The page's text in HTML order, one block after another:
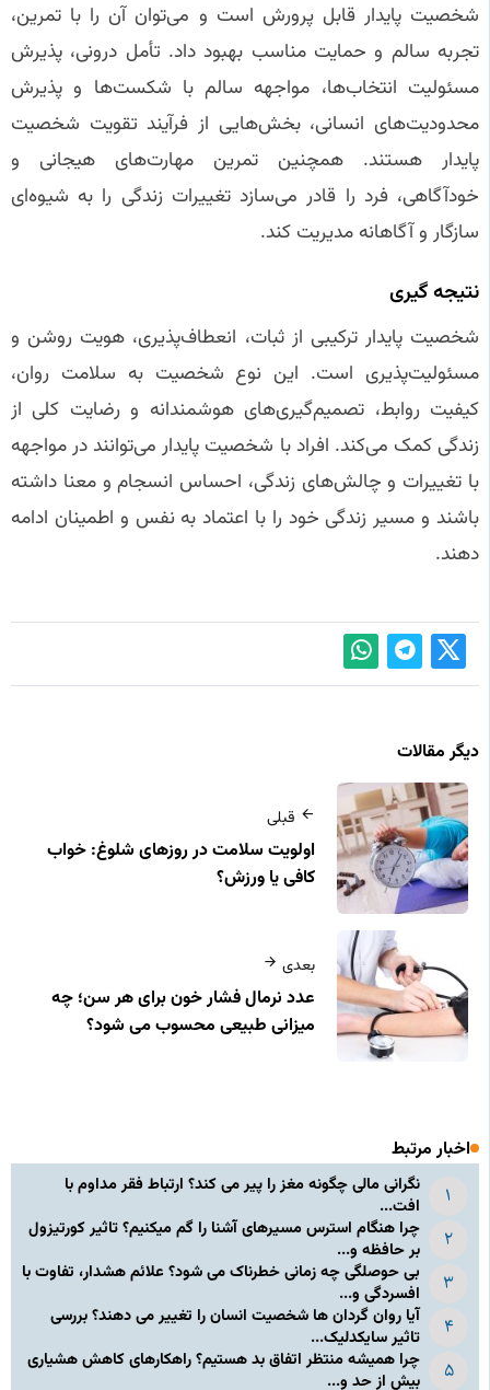
شخصیت پایدار قابل پرورش است و می‌توان آن را با تمرین،
تجربه سالم و حمایت مناسب بهبود داد. تأمل درونی، پذیرش
مسئولیت انتخاب‌ها، مواجهه سالم با شکست‌ها و پذیرش
محدودیت‌های انسانی، بخش‌هایی از فرآیند تقویت شخصیت
پایدار هستند. همچنین تمرین مهارت‌های هیجانی و
خودآگاهی، فرد را قادر می‌سازد تغییرات زندگی را به شیوه‌ای
سازگار و آگاهانه مدیریت کند.
نتیجه‌ گیری
شخصیت پایدار ترکیبی از ثبات، انعطاف‌پذیری، هویت روشن و
مسئولیت‌پذیری است. این نوع شخصیت به سلامت روان،
کیفیت روابط، تصمیم‌گیری‌های هوشمندانه و رضایت کلی از
زندگی کمک می‌کند. افراد با شخصیت پایدار می‌توانند در مواجهه
با تغییرات و چالش‌های زندگی، احساس انسجام و معنا داشته
باشند و مسیر زندگی خود را با اعتماد به نفس و اطمینان ادامه
دهند.
دیگر مقالات
قبلی
اولویت سلامت در روزهای شلوغ: خواب
کافی یا ورزش؟
بعدی
عدد نرمال فشار خون برای هر سن؛ چه
میزانی طبیعی محسوب می‌ شود؟
اخبار مرتبط
نگرانی مالی چگونه مغز را پیر می کند؟ ارتباط فقر مداوم با
افت...
چرا هنگام استرس مسیرهای آشنا را گم میکنیم؟ تاثیر کورتیزول
بر حافظه و...
بی حوصلگی چه زمانی خطرناک می شود؟ علائم هشدار، تفاوت با
افسردگی و...
آیا روان گردان ها شخصیت انسان را تغییر می دهند؟ بررسی
تاثیر سایکدلیک...
چرا همیشه منتظر اتفاق بد هستیم؟ راهکارهای کاهش هشیاری
بیش از حد و...